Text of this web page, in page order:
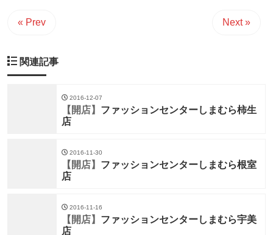
« Prev Next »
関連記事
2016-12-07
【開店】 ファッションセンターしまむら柿生
店
2016-11-30
【開店】 ファッションセンターしまむら根室
店
2016-11-16
【開店】 ファッションセンターしまむら宇美
店